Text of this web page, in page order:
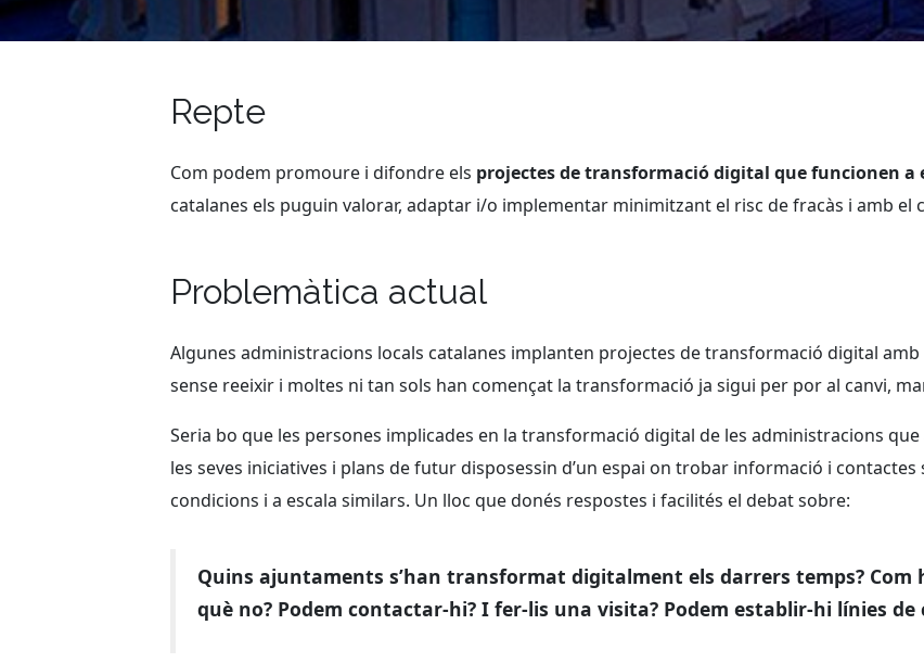
Repte
Com podem promoure i difondre els projectes de transformació digital que funcionen a
catalanes els puguin valorar, adaptar i/o implementar minimitzant el risc de fracàs i amb el
Problemàtica actual
Algunes administracions locals catalanes implanten projectes de transformació digital
sense reeixir i moltes ni tan sols han començat la transformació ja sigui per por al canvi,
Seria bo que les persones implicades en la transformació digital de les administracions
les seves iniciatives i plans de futur disposessin d’un espai on trobar informació i
condicions i a escala similars. Un lloc que donés respostes i facilités el debat sobre:
Quins ajuntaments s’han transformat digitalment els darrers temps? Com
què no? Podem contactar-hi? I fer-lis una visita? Podem establir-hi línies de